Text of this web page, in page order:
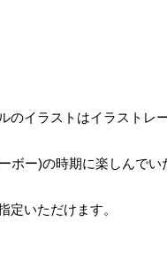
イラストはイラスト
ー)の時期に楽しんで
定いただけます。